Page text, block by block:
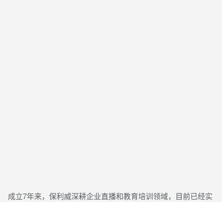
成立7年来，保利威深耕企业直播和教育培训领域，目前已经实